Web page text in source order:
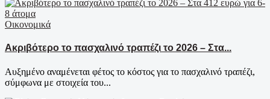
Οικονομικά
Ακριβότερο το πασχαλινό τραπέζι το 2026 – Στα...
Αυξημένο αναμένεται φέτος το κόστος για το πασχαλινό τραπέζι,
σύμφωνα με στοιχεία του...